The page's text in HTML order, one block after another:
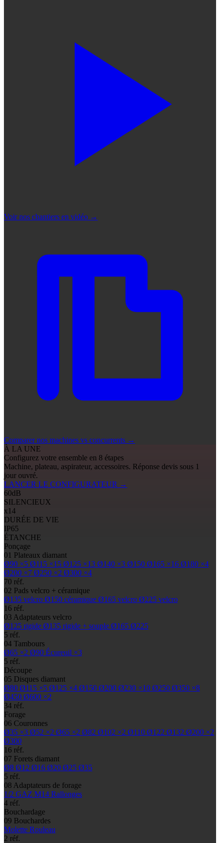
Voir nos chantiers en vidéo →
Comparer nos machines vs concurrents →
À LA UNE
Configurez votre ensemble en 8 étapes
Machine, plateau, aspirateur, accessoires. Réponse devis sous 1
jour ouvré.
LANCER LE CONFIGURATEUR →
60dB
SILENCIEUX
x14
DURÉE DE VIE
IP65
ÉTANCHE
Ponçage
01 Plateaux diamant
Ø90 ×5 Ø115 ×15 Ø125 ×13 Ø140 ×3 Ø150 Ø165 ×16 Ø180 ×4
Ø200 ×7 Ø250 ×2 Ø300 ×4
70 réf.
02 Pads velcro + céramique
Ø135 velcro Ø150 céramique Ø165 velcro Ø225 velcro
16 réf.
03 Adaptateurs velcro
Ø125 rigide Ø135 rigide + souple Ø165 Ø225
5 réf.
04 Tambours
Ø65 ×2 Ø90 Écureuil ×3
5 réf.
Découpe
05 Disques diamant
Ø80 Ø115 ×5 Ø125 ×4 Ø150 Ø200 Ø230 ×10 Ø250 Ø350 ×8
Ø450 Ø600 ×2
34 réf.
Forage
06 Couronnes
Ø35 ×3 Ø52 ×2 Ø65 ×2 Ø82 Ø102 ×2 Ø110 Ø122 Ø132 Ø200 ×2
Ø300
16 réf.
07 Forets diamant
Ø8 Ø12 Ø16 Ø20 Ø25 Ø35
5 réf.
08 Adaptateurs de forage
1/2 GAZ M14 Rallonges
4 réf.
Bouchardage
09 Bouchardes
Molette Rouleau
2 réf.